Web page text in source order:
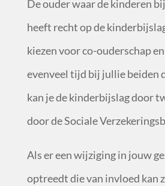
De ouder waar de kinderen
heeft recht op de
kiezen voor co-ouderschap
evenveel tijd bij jullie beiden
kan je de kinderbijslag door
door de Sociale
Als er een wijziging in jouw
optreedt die van invloed kan